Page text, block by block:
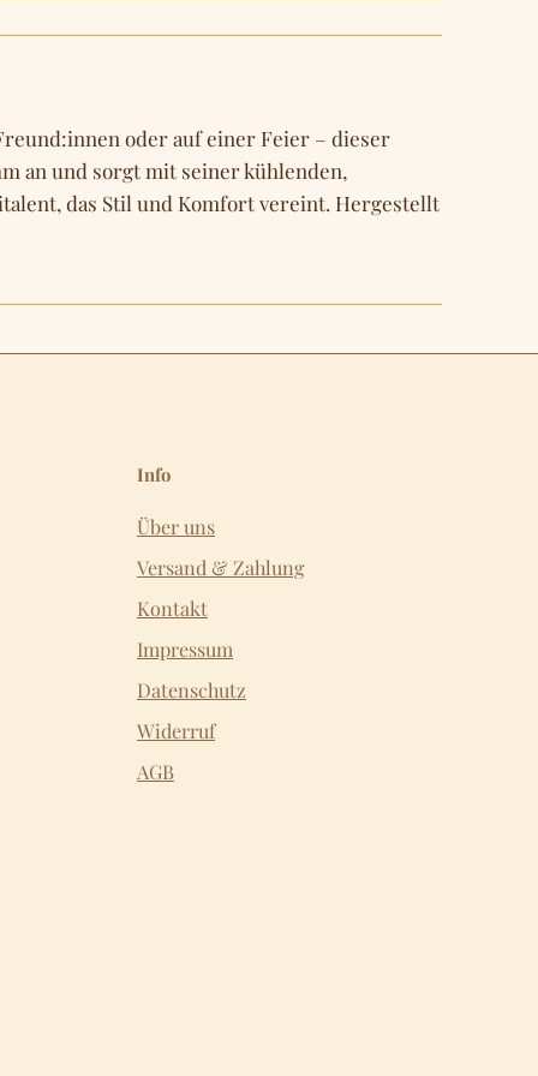
oder auf einer Feier – dieser
an und sorgt mit seiner kühlenden,
das Stil und Komfort vereint. Hergestellt
Info
Über uns
Versand & Zahlung
Kontakt
Impressum
Datenschutz
Widerruf
AGB